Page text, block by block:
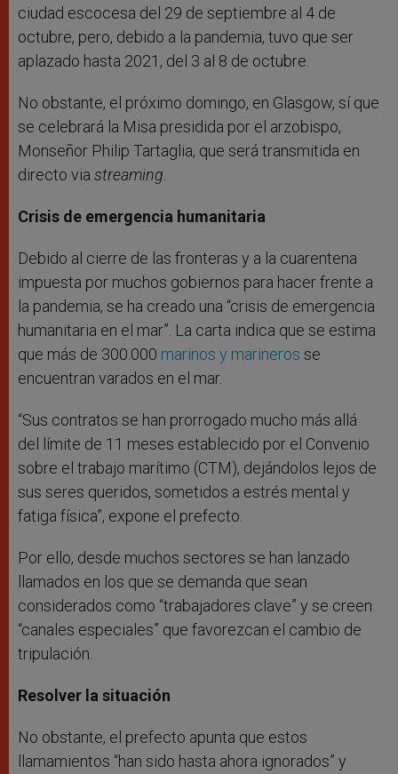
ciudad escocesa del 29 de septiembre al 4 de
octubre, pero, debido a la pandemia, tuvo que ser
aplazado hasta 2021, del 3 al 8 de octubre.
No obstante, el próximo domingo, en Glasgow, sí que
se celebrará la Misa presidida por el arzobispo,
Monseñor Philip Tartaglia, que será transmitida en
directo via streaming
Crisis de emergencia humanitaria
Debido al cierre de las fronteras y a la cuarentena
impuesta por muchos gobiernos para hacer frente a
la pandemia, se ha creado una “crisis de emergencia
humanitaria en el mar”. La carta indica que se estima
que más de 300.000 marinos y marineros se
encuentran varados en el mar.
“Sus contratos se han prorrogado mucho más allá
del límite de 11 meses establecido por el Convenio
sobre el trabajo marítimo (CTM), dejándolos lejos de
sus seres queridos, sometidos a estrés mental y
fatiga física”, expone el prefecto.
Por ello, desde muchos sectores se han lanzado
llamados en los que se demanda que sean
considerados como “trabajadores clave” y se creen
“canales especiales” que favorezcan el cambio de
tripulación.
Resolver la situación
No obstante, el prefecto apunta que estos
llamamientos “han sido hasta ahora ignorados” y